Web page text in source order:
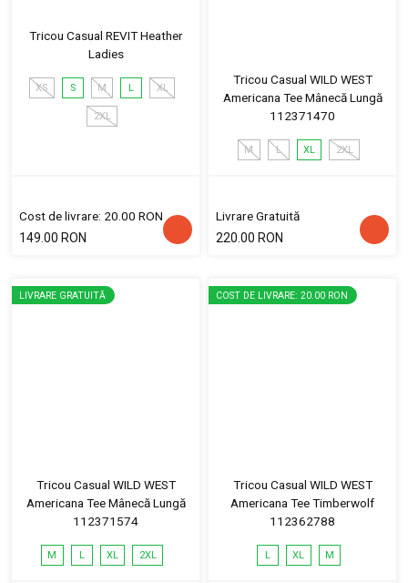
Tricou Casual REVIT Heather
Ladies
XS S M L XL
2XL
Cost de livrare: 20.00 RON
149.00 RON
Tricou Casual WILD WEST
Americana Tee Mânecă Lungă
112371470
M L XL 2XL
Livrare Gratuită
220.00 RON
LIVRARE GRATUITĂ
Tricou Casual WILD WEST
Americana Tee Mânecă Lungă
112371574
M L XL 2XL
COST DE LIVRARE: 20.00 RON
Tricou Casual WILD WEST
Americana Tee Timberwolf
112362788
L XL M